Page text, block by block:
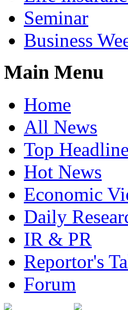
Seminar
Business
Main Menu
Home
All News
Top
Hot News
Economic
Daily
IR & PR
Reportor's
Forum